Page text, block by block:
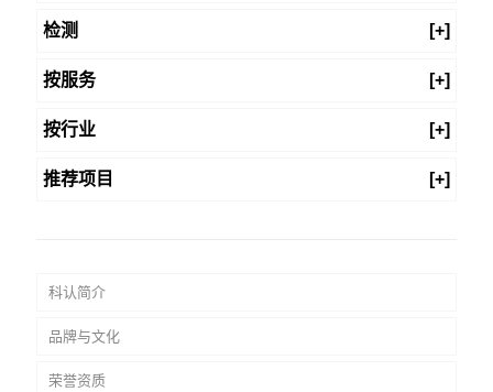
检测 [+]
按服务 [+]
按行业 [+]
推荐项目 [+]
科认简介
品牌与文化
荣誉资质